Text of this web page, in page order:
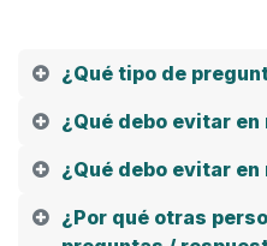
¿Qué tipo de
¿Qué debo evitar
¿Qué debo evitar
¿Por qué otras